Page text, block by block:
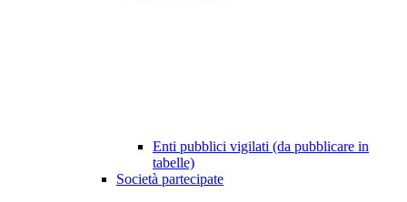
Enti pubblici vigilati (da pubblicare in
tabelle)
Società partecipate